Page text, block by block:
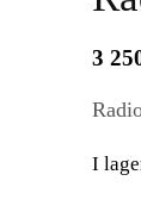
3
I